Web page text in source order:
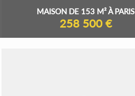
MAISON DE 153 M² À PARIS
258 500 €